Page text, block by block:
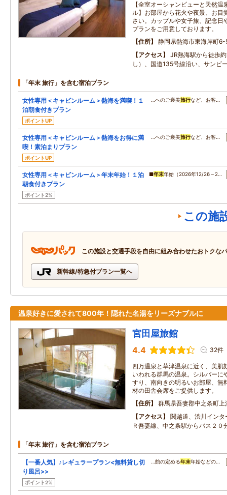
【全室オーシャンビューと天然
ル】お部屋から花火や夜景、お目
さい。カップルや女子旅、記念日
プランをご用意しております。
住所
静岡県熱海市東海岸町
アクセス
JR熱海駅から徒歩
し）、国道135号線沿い、サンビ
「年末 旅行」を含む宿泊プラン
女性専用＜キャビンルーム＞熱海を満喫！１
泊朝食付きプラン
ポイントUP
…へのご褒美旅行など、お客…
女性専用＜キャビンルーム＞熱海をお得に満
喫！素泊まりプラン
ポイントUP
…へのご褒美旅行など、お客…
女性専用＜キャビンルーム＞年末年始！１泊
朝食付きプラン
ポイント2%
■年末年始（2026年12/26～2…
この施
この施設と交通手段を自由に組み合わせたおトクな
新幹線/特急付プラン一覧へ
温泉好きに愛されて800年！隠れた名湯をリーズナブルに
宮田屋旅館
4.4 32件
四万温泉と草津温泉に近く、美肌
いわれる群馬の温泉。シルバーに
すり、南向きの明るいお部屋、無
材の田舎会席をご提供します。
住所
群馬県吾妻郡中之条町上
アクセス
関越道、渋川イン
Ｒ吾妻線、中之条駅からバス２０
「年末 旅行」を含む宿泊プラン
【一番人気】♪レギュラープラン<無料貸し切
り風呂>>
ポイント2%
…館の定める年末年始などの…